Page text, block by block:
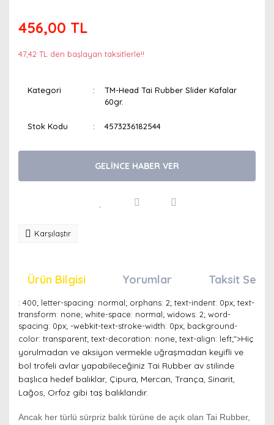
456,00 TL
47,42 TL den başlayan taksitlerle!!
Kategori
TM-Head Tai Rubber Slider Kafalar
60gr.
Stok Kodu 4573236182544
GELİNCE HABER VER
Karşılaştır
Ürün Bilgisi Yorumlar Taksit
: 400; letter-spacing: normal; orphans: 2; text-indent: 0px; text-
transform: none; white-space: normal; widows: 2; word-
spacing: 0px; -webkit-text-stroke-width: 0px; background-
color: transparent; text-decoration: none; text-align: left;">Hiç
yorulmadan ve aksiyon vermekle uğraşmadan keyifli ve
bol trofeli avlar yapabileceğiniz Tai Rubber av stilinde
başlıca hedef balıklar, Çipura, Mercan, Trança, Sinarit,
Lağos, Orfoz gibi taş balıklarıdır.
Ancak her türlü sürpriz balık türüne de açık olan Tai Rubber,